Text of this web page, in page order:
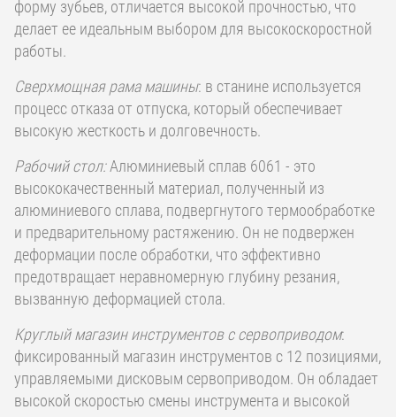
форму зубьев, отличается высокой прочностью, что
делает ее идеальным выбором для высокоскоростной
работы.
Сверхмощная рама машины: в станине используется
процесс отказа от отпуска, который обеспечивает
высокую жесткость и долговечность.
Рабочий стол:Алюминиевый сплав 6061 - это
высококачественный материал, полученный из
алюминиевого сплава, подвергнутого термообработке
и предварительному растяжению. Он не подвержен
деформации после обработки, что эффективно
предотвращает неравномерную глубину резания,
вызванную деформацией стола.
Круглый магазин инструментов с сервоприводом:
фиксированный магазин инструментов с 12 позициями,
управляемыми дисковым сервоприводом. Он обладает
высокой скоростью смены инструмента и высокой